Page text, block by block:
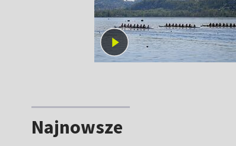
Najnowsze